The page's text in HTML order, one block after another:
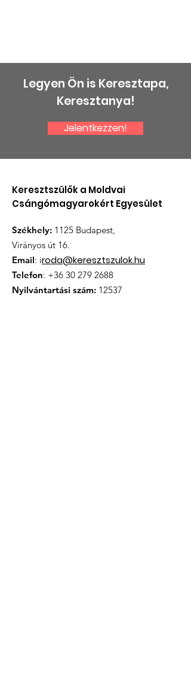
Legyen Ön is Keresztapa,
Keresztanya!
Jelentkezzen!
Keresztszülők a Moldvai
Csángómagyarokért Egyesület
Székhely: 1125 Budapest,
Virányos út 16.
Email: iroda@keresztszulok.hu
Telefon: +36 30 279 2688
Nyilvántartási szám: 12537